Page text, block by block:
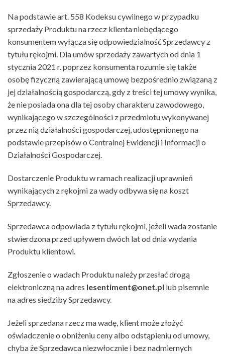
Na podstawie art. 558 Kodeksu cywilnego w przypadku
sprzedaży Produktu na rzecz klienta niebędącego
konsumentem wyłącza się odpowiedzialność Sprzedawcy z
tytułu rękojmi. Dla umów sprzedaży zawartych od dnia 1
stycznia 2021 r. poprzez konsumenta rozumie się także
osobę fizyczną zawierającą umowę bezpośrednio związaną z
jej działalnością gospodarczą, gdy z treści tej umowy wynika,
że nie posiada ona dla tej osoby charakteru zawodowego,
wynikającego w szczególności z przedmiotu wykonywanej
przez nią działalności gospodarczej, udostępnionego na
podstawie przepisów o Centralnej Ewidencji i Informacji o
Działalności Gospodarczej.
Dostarczenie Produktu w ramach realizacji uprawnień
wynikających z rękojmi za wady odbywa się na koszt
Sprzedawcy.
Sprzedawca odpowiada z tytułu rękojmi, jeżeli wada zostanie
stwierdzona przed upływem dwóch lat od dnia wydania
Produktu klientowi.
Zgłoszenie o wadach Produktu należy przesłać drogą
elektroniczną na adres lesentiment@onet.pl lub pisemnie
na adres siedziby Sprzedawcy.
Jeżeli sprzedana rzecz ma wadę, klient może złożyć
oświadczenie o obniżeniu ceny albo odstąpieniu od umowy,
chyba że Sprzedawca niezwłocznie i bez nadmiernych